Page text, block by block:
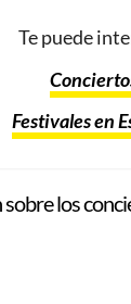
Te puede
Festivales en
los